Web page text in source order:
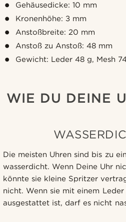
Gehäusedicke: 10 mm
Kronenhöhe: 3 mm
Anstoßbreite: 20 mm
Anstoß zu Anstoß: 48 mm
Gewicht: Leder 48 g, Mesh
WIE DU DEINE
Die meisten Uhren sind bis zu
wasserdicht. Wenn Deine Uhr
könnte sie kleine Spritzer
nicht. Wenn sie mit einem Leder
ausgestattet ist, darf es nicht